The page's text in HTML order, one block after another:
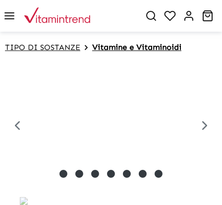
content
TIPO DI SOSTANZE Vitamine e Vitaminoidi